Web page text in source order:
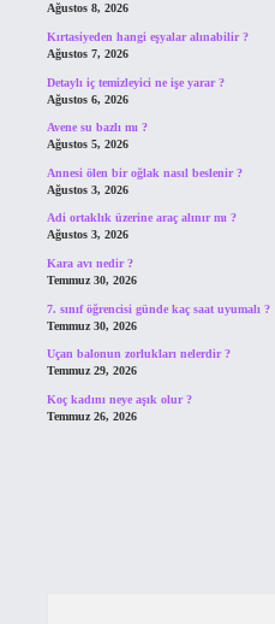
Ağustos 8, 2026
Kırtasiyeden hangi eşyalar alınabilir ?
Ağustos 7, 2026
Detaylı iç temizleyici ne işe yarar ?
Ağustos 6, 2026
Avene su bazlı mı ?
Ağustos 5, 2026
Annesi ölen bir oğlak nasıl beslenir ?
Ağustos 3, 2026
Adi ortaklık üzerine araç alınır mı ?
Ağustos 3, 2026
Kara avı nedir ?
Temmuz 30, 2026
7. sınıf öğrencisi günde kaç saat uyumalı ?
Temmuz 30, 2026
Uçan balonun zorlukları nelerdir ?
Temmuz 29, 2026
Koç kadını neye aşık olur ?
Temmuz 26, 2026